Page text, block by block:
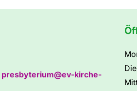
presbyterium@ev-kirche-